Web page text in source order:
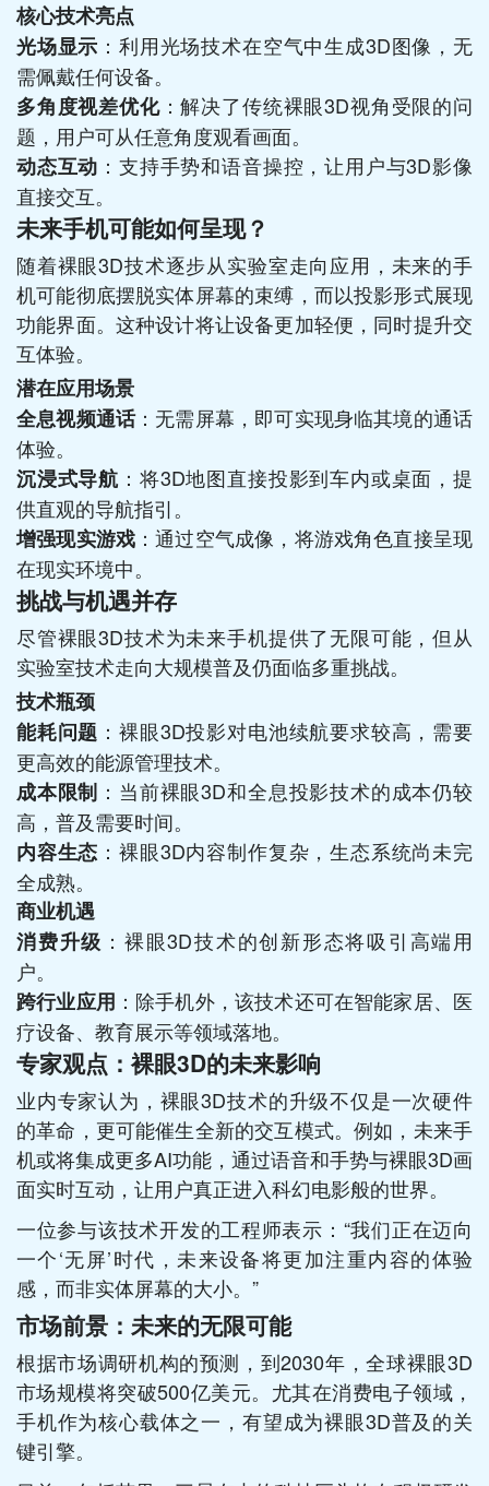
核心技术亮点
光场显示 ：利用光场技术在空气中生成3D图像，无
需佩戴任何设备。
多角度视差优化：解决了传统裸眼3D视角受限的问
题，用户可从任意角度观看画面。
动态互动 ：支持手势和语音操控，让用户与3D影像
直接交互。
未来手机可能如何呈现？
随着裸眼3D技术逐步从实验室走向应用，未来的手
机可能彻底摆脱实体屏幕的束缚，而以投影形式展现
功能界面。这种设计将让设备更加轻便，同时提升交
互体验。
潜在应用场景
全息视频通话：无需屏幕，即可实现身临其境的通话
体验。
沉浸式导航 ：将3D地图直接投影到车内或桌面，提
供直观的导航指引。
增强现实游戏 ：通过空气成像，将游戏角色直接呈现
在现实环境中。
挑战与机遇并存
尽管裸眼3D技术为未来手机提供了无限可能，但从
实验室技术走向大规模普及仍面临多重挑战。
技术瓶颈
能耗问题 ：裸眼3D投影对电池续航要求较高，需要
更高效的能源管理技术。
成本限制 ：当前裸眼3D和全息投影技术的成本仍较
高，普及需要时间。
内容生态 ：裸眼3D内容制作复杂，生态系统尚未完
全成熟。
商业机遇
消费升级 ：裸眼3D技术的创新形态将吸引高端用
户。
跨行业应用 ：除手机外，该技术还可在智能家居、医
疗设备、教育展示等领域落地。
专家观点：裸眼3D的未来影响
业内专家认为，裸眼3D技术的升级不仅是一次硬件
的革命，更可能催生全新的交互模式。例如，未来手
机或将集成更多AI功能，通过语音和手势与裸眼3D画
面实时互动，让用户真正进入科幻电影般的世界。
一位参与该技术开发的工程师表示：“我们正在迈向
一个‘无屏’时代，未来设备将更加注重内容的体验
感，而非实体屏幕的大小。”
市场前景：未来的无限可能
根据市场调研机构的预测，到2030年，全球裸眼3D
市场规模将突破500亿美元。尤其在消费电子领域，
手机作为核心载体之一，有望成为裸眼3D普及的关
键引擎。